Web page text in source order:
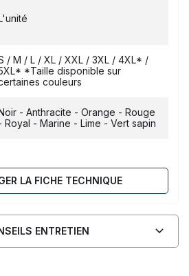
/ M / L / XL / XXL / 3XL / 4XL* /
*Taille disponible sur
couleurs
- Anthracite - Orange - Rouge
Royal - Marine - Lime - Vert sapin
LA FICHE TECHNIQUE
ENTRETIEN